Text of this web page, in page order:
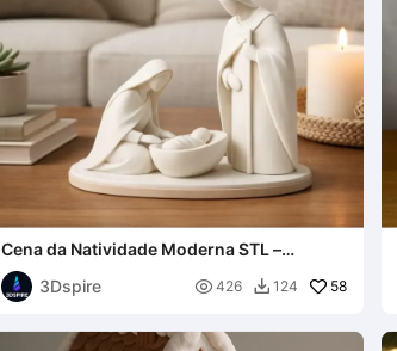
Cena da Natividade Moderna STL –
Arquivo Digital para Impressão 3D
3Dspire
 426  124 58